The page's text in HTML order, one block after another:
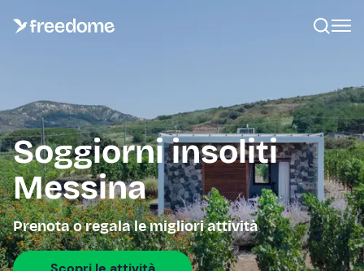
Soggiorni insoliti
Messina
Prenota o regala le migliori attività